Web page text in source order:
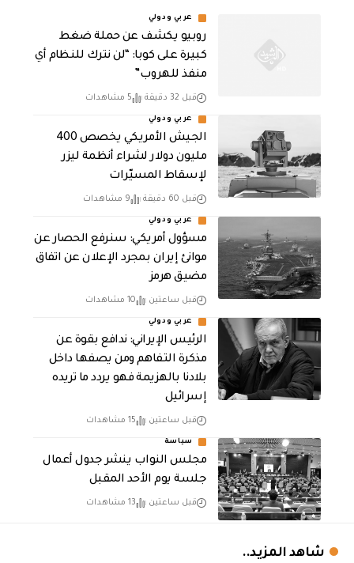
عربي ودولي
روبيو يكشف عن حملة ضغط
كبيرة على كوبا: “لن نترك للنظام أي
منفذ للهروب”
قبل 32 دقيقة 5 مشاهدات
عربي ودولي
الجيش الأمريكي يخصص 400
مليون دولار لشراء أنظمة ليزر
لإسقاط المسيّرات
قبل 60 دقيقة 9 مشاهدات
عربي ودولي
مسؤول أمريكي: سنرفع الحصار عن
موانئ إيران بمجرد الإعلان عن اتفاق
مضيق هرمز
قبل ساعتين 10 مشاهدات
عربي ودولي
الرئيس الإيراني: ندافع بقوة عن
مذكرة التفاهم ومن يصفها داخل
بلادنا بالهزيمة فهو يردد ما تريده
إسرائيل
قبل ساعتين 15 مشاهدات
سياسة
مجلس النواب ينشر جدول أعمال
جلسة يوم الأحد المقبل
قبل ساعتين 13 مشاهدات
شاهد المزيد..